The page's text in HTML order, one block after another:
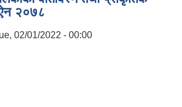
२०७८
02/01/2022 - 00:00